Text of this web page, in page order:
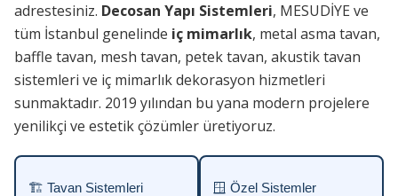
adrestesiniz. Decosan Yapı Sistemleri, MESUDİYE ve
tüm İstanbul genelinde iç mimarlık, metal asma tavan,
baffle tavan, mesh tavan, petek tavan, akustik tavan
sistemleri ve iç mimarlık dekorasyon hizmetleri
sunmaktadır. 2019 yılından bu yana modern projelere
yenilikçi ve estetik çözümler üretiyoruz.
🏗 Tavan Sistemleri 🪟 Özel Sistemler